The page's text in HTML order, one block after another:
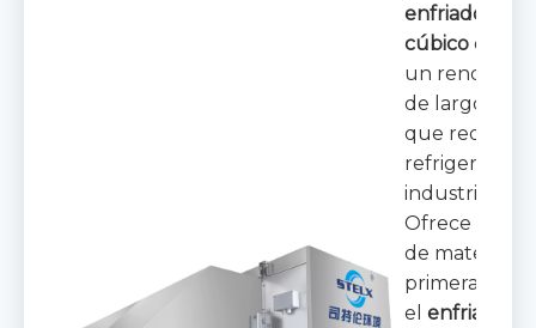
enfriador de
cúbicoofrece
un
de largo
que redefine
refrigeración
industrial.
Ofrece
de
primera
elenfriador